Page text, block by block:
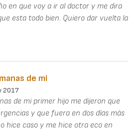
en que voy a ir al doctor y me dira
esta todo bien. Quiero dar vuelta la
de mi
2017
de mi primer hijo me dijeron que
y que fuera en dos días más
hice caso y me hice otra eco en